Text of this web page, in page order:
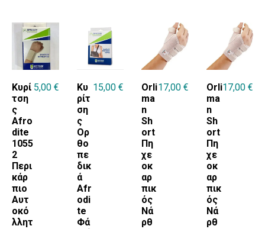
Κυρί
τση
ς
Afro
dite
1055
2
Περι
κάρ
πιο
Αυτ
οκό
λλητ
5,00 €
Κυ
ρίτ
ση
ς
Ορ
θο
πε
δικ
ά
Afr
odi
te
Φά
15,00 €
Orli
ma
n
Sh
ort
Πη
χε
οκ
αρ
πικ
ός
Νά
ρθ
17,00 €
Orli
ma
n
Sh
ort
Πη
χε
οκ
αρ
πικ
ός
Νά
ρθ
17,00 €